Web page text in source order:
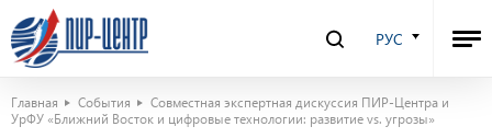
РУС
Главная События
Совместная экспертная дискуссия ПИР-Центра и
УрФУ «Ближний Восток и цифровые технологии: развитие vs. угрозы»